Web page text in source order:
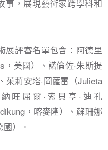
事，展現藝術家跨學科和
展評審名單包含：阿德里
，美國）、諾倫佐·朱斯提
茱莉安塔·岡薩雷（Julieta
旺屈爾·索貝亨·迪孔
，喀麥隆）、蘇珊娜
）。